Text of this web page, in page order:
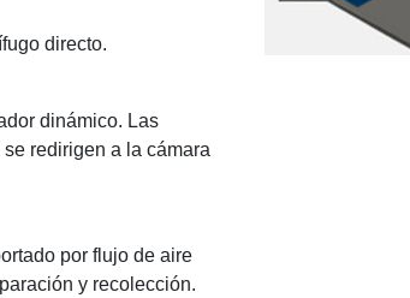
directo.
dinámico. Las
redirigen a la cámara
por flujo de aire
y recolección.